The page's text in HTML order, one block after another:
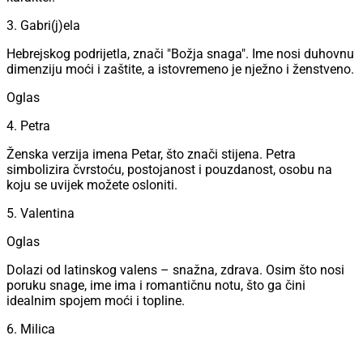
3. Gabri(j)ela
Hebrejskog podrijetla, znači "Božja snaga". Ime nosi duhovnu
dimenziju moći i zaštite, a istovremeno je nježno i ženstveno.
Oglas
4. Petra
Ženska verzija imena Petar, što znači stijena. Petra
simbolizira čvrstoću, postojanost i pouzdanost, osobu na
koju se uvijek možete osloniti.
5. Valentina
Oglas
Dolazi od latinskog valens – snažna, zdrava. Osim što nosi
poruku snage, ime ima i romantičnu notu, što ga čini
idealnim spojem moći i topline.
6. Milica